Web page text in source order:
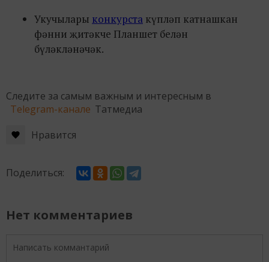
Укучылары конкурста күпләп катнашкан
фәнни җитәкче Планшет белән
бүләкләнәчәк.
Следите за самым важным и интересным в
Telegram-канале Татмедиа
Нравится
Поделиться:
Нет комментариев